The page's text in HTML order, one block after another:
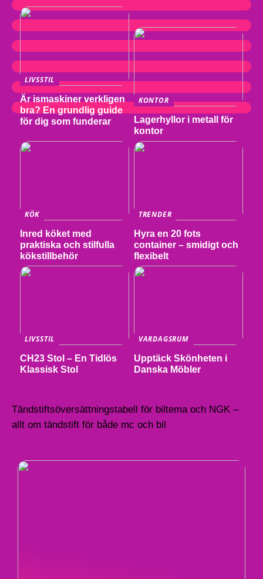
LIVSSTIL
Är ismaskiner verkligen
bra? En grundlig guide
för dig som funderar
KONTOR
Lagerhyllor i metall för
kontor
KÖK
Inred köket med
praktiska och stilfulla
kökstillbehör
TRENDER
Hyra en 20 fots
container – smidigt och
flexibelt
LIVSSTIL
CH23 Stol – En Tidlös
Klassisk Stol
VARDAGSRUM
Upptäck Skönheten i
Danska Möbler
Tändstiftsöversättningstabell för biltema och NGK –
allt om tändstift för både mc och bil